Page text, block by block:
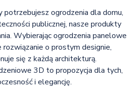
potrzebujesz ogrodzenia dla domu,
publicznej, nasze produkty
Wybierając ogrodzenia panelowe
rozwiązanie o prostym designie,
się z każdą architekturą.
3D to propozycja dla tych,
i elegancję.